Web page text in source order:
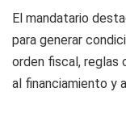
El mandatario
para generar
orden fiscal, reglas
al financiamiento y